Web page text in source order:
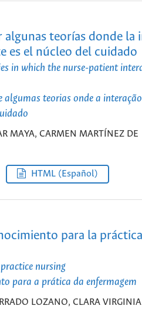
algunas teorías donde la
es el núcleo del cuidado
in which the nurse-patient
algumas teorias onde a
MAYA, CARMEN MARTÍNEZ DE
HTML (Español)
para la
nursing
para a prática da enfermagem
LOZANO, CLARA VIRGINIA